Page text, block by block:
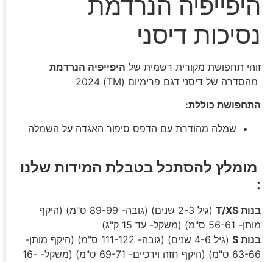
נסיכות דיסני
זוהי תחפושת מקורית רשמית של היפייפיה הנרדמת
מהסדרה של דיסני דגם פרימיום (TM) 2024
התחפושת כוללת:
שמלה מהודרת עם הדפס סיפור האגדה על השמלה
מומלץ להסתכל בטבלת המידות שלנו
:
בנות T/XS
(גיל 2-3 שנים) (גובה- 89-99 ס"מ) (היקף
מותן- 56-61 ס"מ) (משקל- עד 15 ק"ג)
בנות S
(גיל 4-6 שנים) (גובה- 111-122 ס"מ) (היקף מותן-
63-66 ס"מ) (היקף חזה וירכיים- 69-71 ס"מ) (משקל- 16-